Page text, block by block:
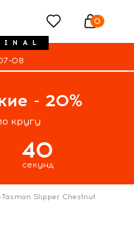
0
08
- 20%
кругу
39
секунд
Tasman Slipper Chestnut